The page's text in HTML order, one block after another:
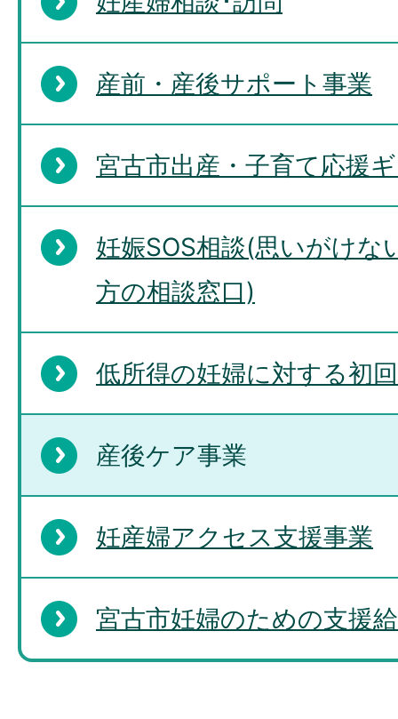
産前・産後サポート事業
宮古市出産・子育て応援
妊娠SOS相談(思いがけな
方の相談窓口)
低所得の妊婦に対する初
産後ケア事業
妊産婦アクセス支援事業
宮古市妊婦のための支援